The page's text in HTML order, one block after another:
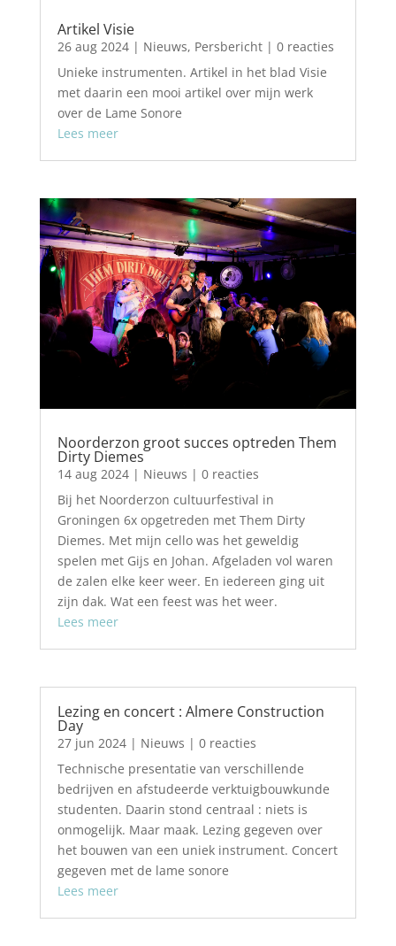
Artikel Visie
26 aug 2024| Nieuws, Persbericht| 0 reacties
Unieke instrumenten. Artikel in het blad Visie
met daarin een mooi artikel over mijn werk
over de Lame Sonore
Lees meer
Noorderzon groot succes optreden Them
Dirty Diemes
14 aug 2024| Nieuws | 0 reacties
Bij het Noorderzon cultuurfestival in
Groningen 6x opgetreden met Them Dirty
Diemes. Met mijn cello was het geweldig
spelen met Gijs en Johan. Afgeladen vol waren
de zalen elke keer weer. En iedereen ging uit
zijn dak. Wat een feest was het weer.
Lees meer
Lezing en concert : Almere Construction
Day
27 jun 2024| Nieuws | 0 reacties
Technische presentatie van verschillende
bedrijven en afstudeerde verktuigbouwkunde
studenten. Daarin stond centraal : niets is
onmogelijk. Maar maak. Lezing gegeven over
het bouwen van een uniek instrument. Concert
gegeven met de lame sonore
Lees meer